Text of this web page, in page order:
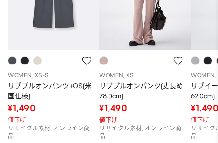
WOMEN, XS-S
リブプルオンパンツ+OS(米
国仕様)
¥1,490
値下げ
リサイクル素材, オンライン商
品
WOMEN, XS
リブプルオンパンツ(丈長め
78.0cm)
¥1,490
値下げ
リサイクル素材, オンライン商
品
WOMEN,
リブイ
62.0cm)
値下げ
リサイク
品